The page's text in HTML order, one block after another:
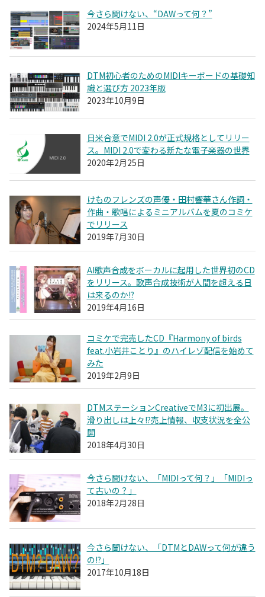
今さら聞けない、“DAWって何？”
2024年5月11日
DTM初心者のためのMIDIキーボードの基礎知
識と選び方 2023年版
2023年10月9日
日米合意でMIDI 2.0が正式規格としてリリー
ス。MIDI 2.0で変わる新たな電子楽器の世界
2020年2月25日
けものフレンズの声優・田村響華さん作詞・
作曲・歌唱によるミニアルバムを夏のコミケ
でリリース
2019年7月30日
AI歌声合成をボーカルに起用した世界初のCD
をリリース。歌声合成技術が人間を超える日
は来るのか!?
2019年4月16日
コミケで完売したCD『Harmony of birds
feat.小岩井ことり』のハイレゾ配信を始めて
みた
2019年2月9日
DTMステーションCreativeでM3に初出展。
滑り出しは上々!?売上情報、収支状況を全公
開
2018年4月30日
今さら聞けない、「MIDIって何？」「MIDIっ
て古いの？」
2018年2月28日
今さら聞けない、「DTMとDAWって何が違う
の!?」
2017年10月18日